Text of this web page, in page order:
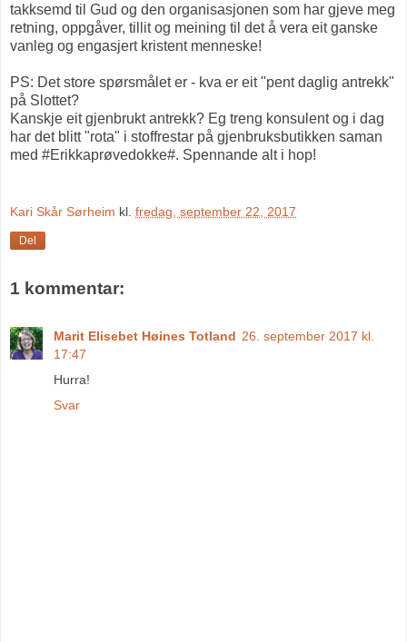
takksemd til Gud og den organisasjonen som har gjeve meg
retning, oppgåver, tillit og meining til det å vera eit ganske
vanleg og engasjert kristent menneske!
PS: Det store spørsmålet er - kva er eit "pent daglig antrekk"
på Slottet?
Kanskje eit gjenbrukt antrekk? Eg treng konsulent og i dag
har det blitt "rota" i stoffrestar på gjenbruksbutikken saman
med #Erikkaprøvedokke#. Spennande alt i hop!
Kari Skår Sørheim kl. fredag, september 22, 2017
Del
1 kommentar:
Marit Elisebet Høines Totland 26. september 2017 kl.
17:47
Hurra!
Svar